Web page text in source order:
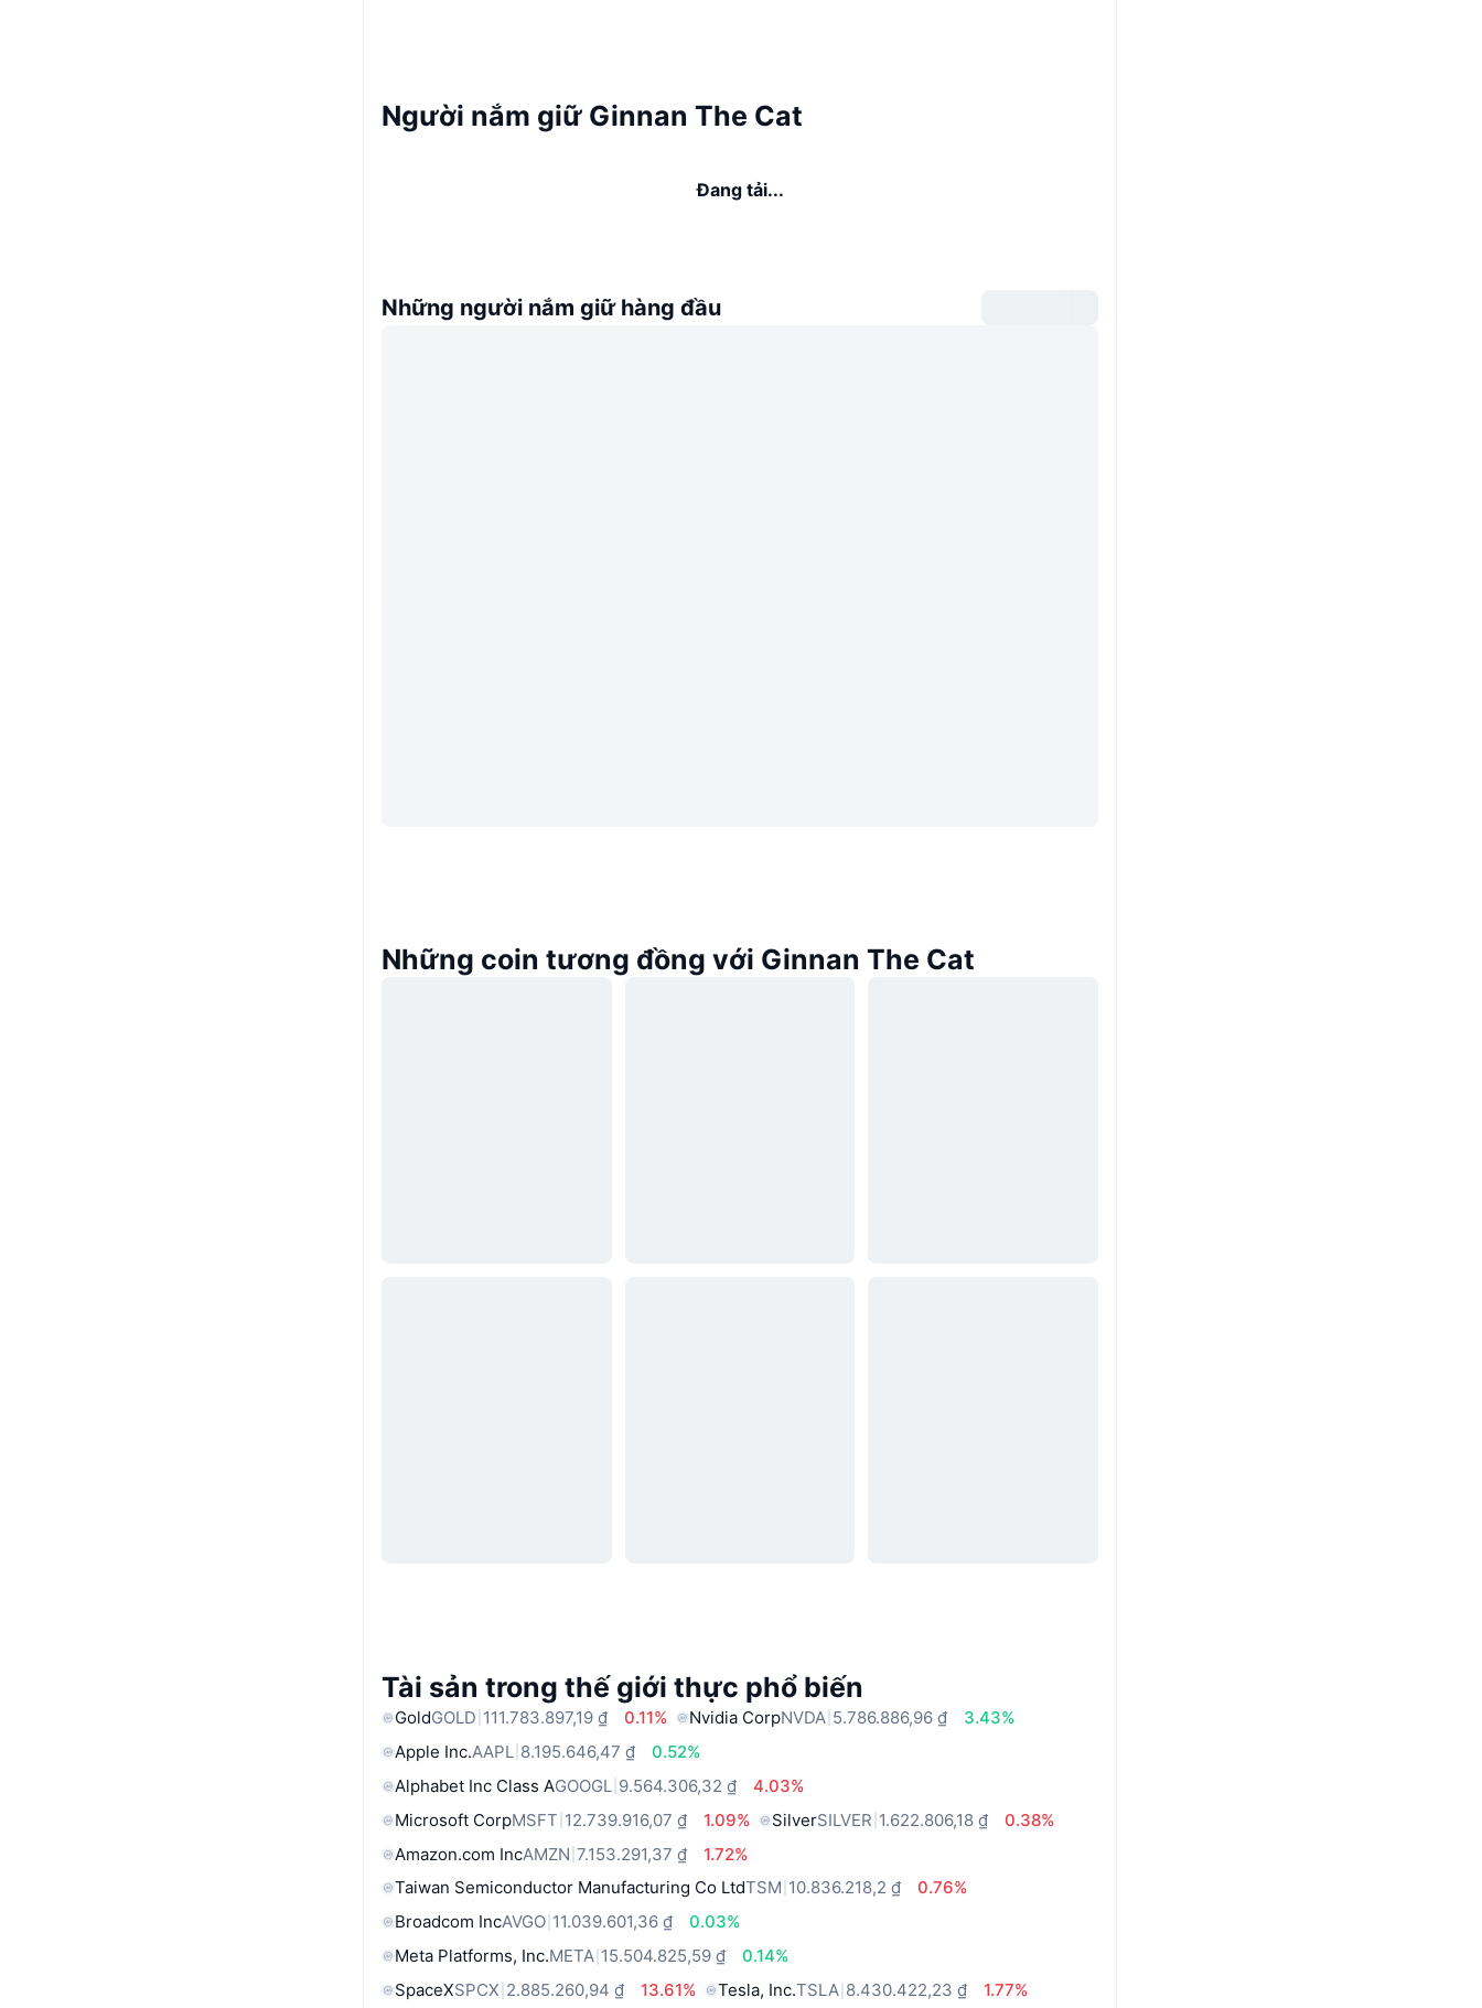
Người nắm giữ Ginnan The Cat
Đang tải...
Những người nắm giữ hàng đầu
Những coin tương đồng với Ginnan The Cat
Tài sản trong thế giới thực phổ biến
GoldGOLD 111.783.897,19 ₫ 0.11% Nvidia CorpNVDA 5.786.886,96 ₫
3.43%
Apple Inc.AAPL 8.195.646,47 ₫
0.52%
Alphabet Inc Class AGOOGL 9.564.306,32 ₫
4.03%
Microsoft CorpMSFT 12.739.916,07 ₫ 1.09% SilverSILVER 1.622.806,18 ₫
0.38%
Amazon.com IncAMZN 7.153.291,37 ₫
1.72%
Taiwan Semiconductor Manufacturing Co LtdTSM 10.836.218,2 ₫
0.76%
Broadcom IncAVGO 11.039.601,36 ₫
0.03%
Meta Platforms, Inc.META 15.504.825,59 ₫
0.14%
SpaceXSPCX 2.885.260,94 ₫ 13.61% Tesla, Inc.TSLA 8.430.422,23 ₫ 1.77%